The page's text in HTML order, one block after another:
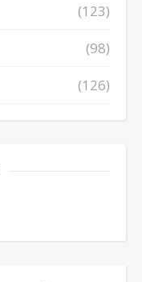
(123)
(98)
(126)